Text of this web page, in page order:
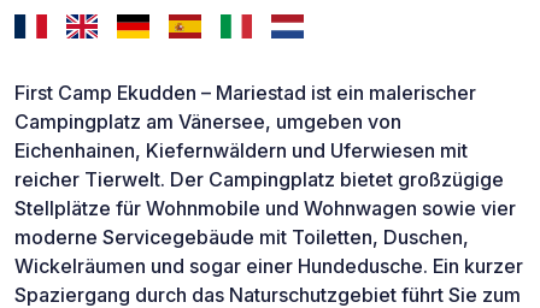
First Camp Ekudden – Mariestad ist ein malerischer
Campingplatz am Vänersee, umgeben von
Eichenhainen, Kiefernwäldern und Uferwiesen mit
reicher Tierwelt. Der Campingplatz bietet großzügige
Stellplätze für Wohnmobile und Wohnwagen sowie vier
moderne Servicegebäude mit Toiletten, Duschen,
Wickelräumen und sogar einer Hundedusche. Ein kurzer
Spaziergang durch das Naturschutzgebiet führt Sie zum